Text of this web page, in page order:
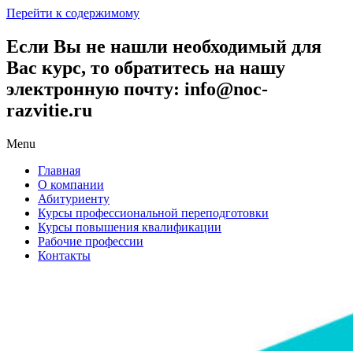
Перейти к содержимому
Если Вы не нашли необходимый для
Вас курс, то обратитесь на нашу
электронную почту: info@noc-
razvitie.ru
Menu
Главная
О компании
Абитуриенту
Курсы профессиональной переподготовки
Курсы повышения квалификации
Рабочие профессии
Контакты